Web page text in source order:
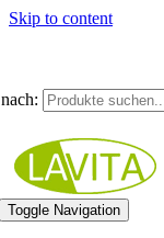
Skip to content
Toggle Navigation